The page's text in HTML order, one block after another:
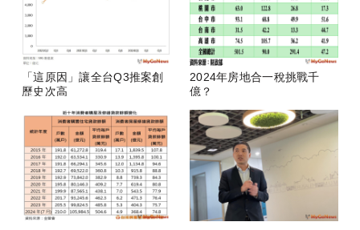
「這原因」讓全台Q3推案創
歷史次高
2024年房地合一稅挑戰千
億？